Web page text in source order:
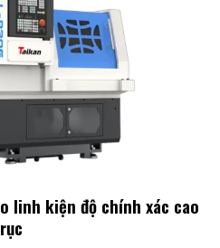
linh kiện độ chính xác cao